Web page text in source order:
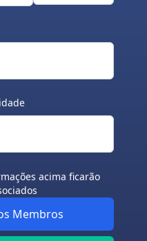
acima ficarão
Membros